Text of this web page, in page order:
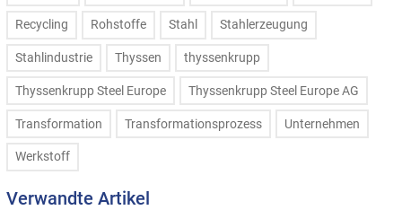
Recycling Rohstoffe Stahl Stahlerzeugung
Stahlindustrie Thyssen thyssenkrupp
Thyssenkrupp Steel Europe Thyssenkrupp Steel Europe AG
Transformation Transformationsprozess Unternehmen
Werkstoff
Verwandte Artikel